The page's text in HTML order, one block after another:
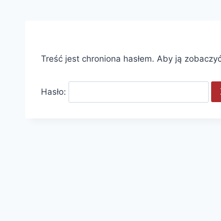
Treść jest chroniona hasłem. Aby ją
Hasło: